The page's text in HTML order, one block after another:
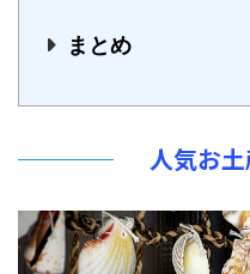
まとめ
人気お